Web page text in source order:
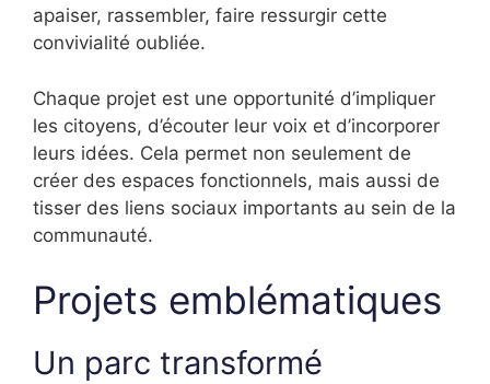
apaiser, rassembler, faire ressurgir cette
convivialité oubliée.
Chaque projet est une opportunité d’impliquer
les citoyens, d’écouter leur voix et d’incorporer
leurs idées. Cela permet non seulement de
créer des espaces fonctionnels, mais aussi de
tisser des liens sociaux importants au sein de la
communauté.
Projets emblématiques
Un parc transformé